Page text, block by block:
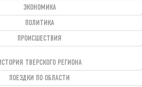
ЭКОНОМИКА
ПОЛИТИКА
ПРОИСШЕСТВИЯ
ТВЕРСКОГО РЕГИОНА
ПОЕЗДКИ ПО ОБЛАСТИ